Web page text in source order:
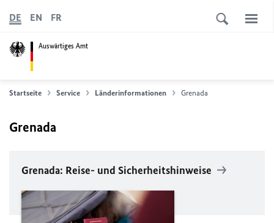
Auswärtiges Amt
DE EN FR
Startseite Service Länderinformationen Grenada
Grenada
Grenada: Reise- und Sicherheitshinweise